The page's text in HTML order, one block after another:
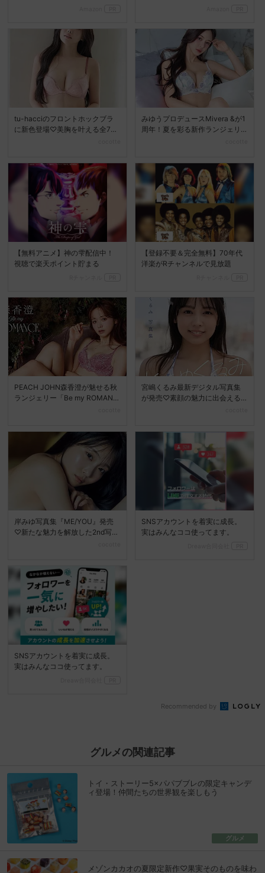
tu-hacciのフロントホックブラ
に新色登場♡美胸を叶える全7色
みゆうプロデュースMivera &が1
周年！夏を彩る新作ランジェリ
【無料アニメ】神の雫配信中！
視聴で楽天ポイント貯まる
【登録不要＆完全無料】70年代
洋楽がRチャンネルで見放題
PEACH JOHN森香澄が魅せる秋
ランジェリー「Be my ROMANC
宮嶋くるみ最新デジタル写真集
が発売♡素顔の魅力に出会える
岸みゆ写真集『ME/YOU』発売
♡新たな魅力を解放した2nd写真
SNSアカウントを着実に成長。
実はみんなココ使ってます。
SNSアカウントを着実に成長。
実はみんなココ使ってます。
Recommended by
グルメの関連記事
トイ・ストーリー5×パパブブレの限定キャンデ
ィ登場！仲間たちの世界観を楽しもう
グルメ
メゾンカカオの夏限定新作♡果実そのものを味わ